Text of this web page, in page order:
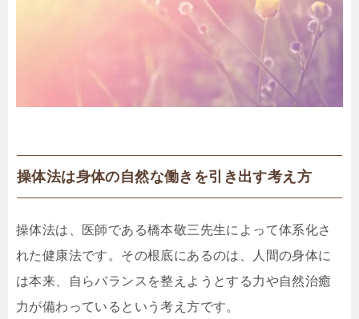
操体法は身体の自然な働きを引き出す考え方
操体法は、医師である橋本敬三先生によって体系化さ
れた健康法です。その根底にあるのは、人間の身体に
は本来、自らバランスを整えようとする力や自然治癒
力が備わっているという考え方です。